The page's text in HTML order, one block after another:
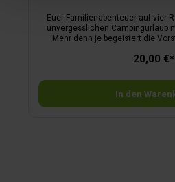
Euer Familienabenteuer auf vier
unvergesslichen Campingurlaub
Mehr denn je begeistert die
schönsten Landschaften,
diesem Buch haben Sie den
damit die Camping-Reise starten
sind seit zwei Jahren mit zwei
Wohnmobil unterwegs und
20,00 €*
In den